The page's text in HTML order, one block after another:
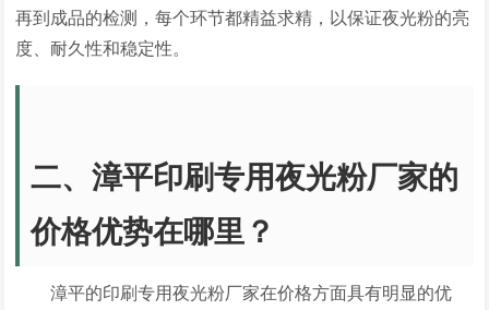
再到成品的检测，每个环节都精益求精，以保证夜光粉的亮
度、耐久性和稳定性。
二、漳平印刷专用夜光粉厂家的
价格优势在哪里？
漳平的印刷专用夜光粉厂家在价格方面具有明显的优